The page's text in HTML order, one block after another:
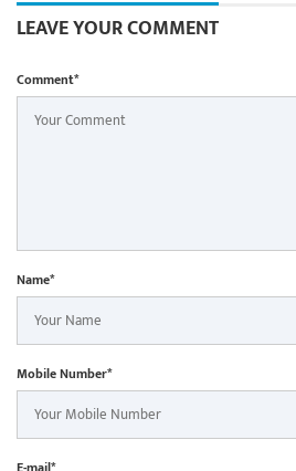
LEAVE YOUR COMMENT
Comment*
Name*
Mobile Number*